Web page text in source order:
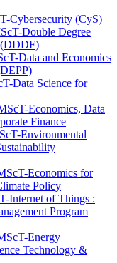
Cybersecurity (CyS)
Double Degree
(DDDF)
Data and Economics
Data Science for
Economics, Data
Finance
Environmental
Economics for
Policy
Internet of Things :
Program
Energy
Technology &